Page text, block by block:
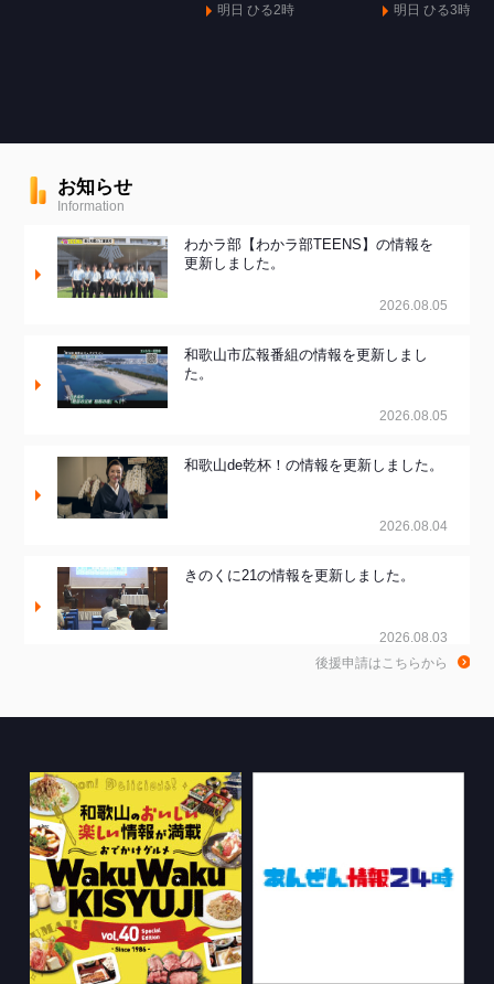
明日 ひる2時
明日 ひる3時
お知らせ
Information
わかラ部【わかラ部TEENS】の情報を
更新しました。
2026.08.05
和歌山市広報番組の情報を更新しまし
た。
2026.08.05
和歌山de乾杯！の情報を更新しました。
2026.08.04
きのくに21の情報を更新しました。
2026.08.03
WTV NEWS6【WAKAYAMA SDGs】の
情報を更新しました。
特別番組【8月】の情報を更新しました。
わかやま医療ナビの情報を更新しまし
後援申請はこちらから